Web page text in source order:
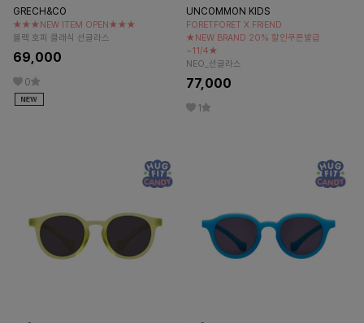
GRECH&CO
★★★NEW ITEM OPEN★★★
블랙 호피 클래식 선글라스
69,000
0
UNCOMMON KIDS
FORETFORET X FRIEND
★NEW BRAND 20% 할인쿠폰발급
~11/4★
NEO_선글라스
77,000
1